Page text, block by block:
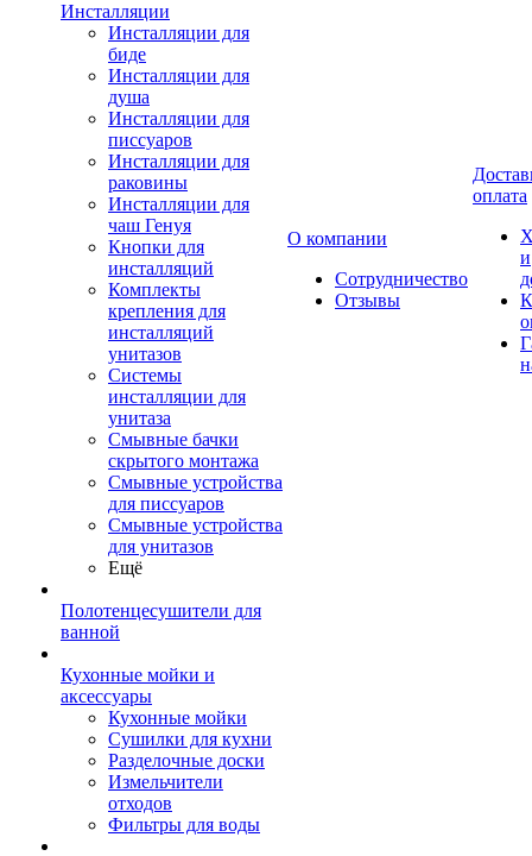
Инсталляции
Инсталляции для
биде
Инсталляции для
душа
Инсталляции для
писсуаров
Инсталляции для
раковины
Инсталляции для
чаш Генуя
Кнопки для
инсталляций
Комплекты
крепления для
инсталляций
унитазов
Системы
инсталляции для
унитаза
Смывные бачки
скрытого монтажа
Смывные устройства
для писсуаров
Смывные устройства
для унитазов
Ещё
Полотенцесушители для
ванной
Кухонные мойки и
аксессуары
Кухонные мойки
Сушилки для кухни
Разделочные доски
Измельчители
отходов
Фильтры для воды
О компании
Сотрудничество
Отзывы
оплата
и